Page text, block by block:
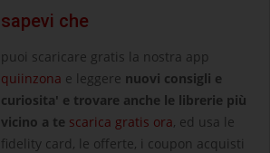
sapevi che
puoi scaricare gratis la nostra app
quiinzona e leggere nuovi consigli e
curiosita' e trovare anche le librerie più
vicino a te scarica gratis ora, ed usa le
fidelity card, le offerte, i coupon acquisti